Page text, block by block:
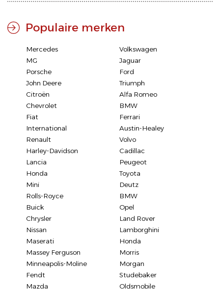
Populaire merken
Mercedes
Volkswagen
MG
Jaguar
Porsche
Ford
John Deere
Triumph
Citroën
Alfa Romeo
Chevrolet
BMW
Fiat
Ferrari
International
Austin-Healey
Renault
Volvo
Harley-Davidson
Cadillac
Lancia
Peugeot
Honda
Toyota
Mini
Deutz
Rolls-Royce
BMW
Buick
Opel
Chrysler
Land Rover
Nissan
Lamborghini
Maserati
Honda
Massey Ferguson
Morris
Minneapolis-Moline
Morgan
Fendt
Studebaker
Mazda
Oldsmobile